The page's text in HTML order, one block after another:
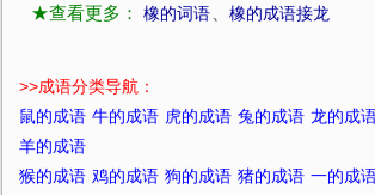
★查看更多： 橡的词语 橡的成语接龙
>>成语分类导航：
鼠的成语 牛的成语 虎的成语 兔的成语 龙的成
羊的成语
猴的成语 鸡的成语 狗的成语 猪的成语 一的成